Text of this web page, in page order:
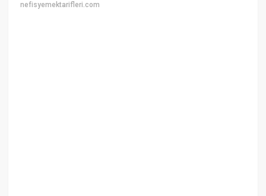
nefisyemektarifleri.com